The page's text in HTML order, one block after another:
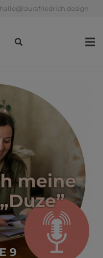
hallo@laurafriedrich.design